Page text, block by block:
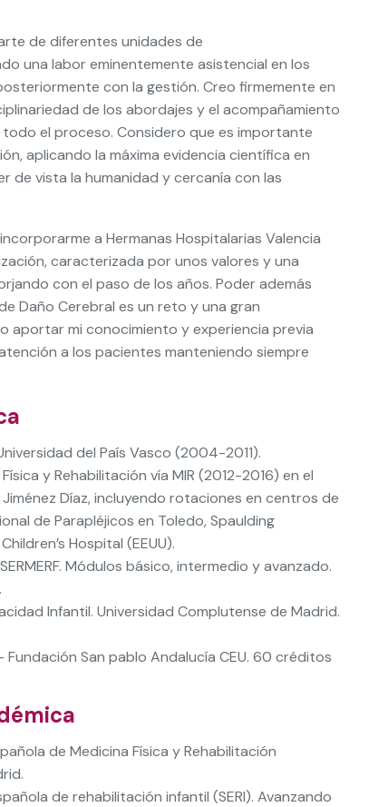
de diferentes unidades de
una labor eminentemente asistencial en los
con la gestión. Creo firmemente en
de los abordajes y el acompañamiento
el proceso. Considero que es importante
aplicando la máxima evidencia científica en
de vista la humanidad y cercanía con las
a Hermanas Hospitalarias Valencia
caracterizada por unos valores y una
con el paso de los años. Poder además
Daño Cerebral es un reto y una gran
aportar mi conocimiento y experiencia previa
a los pacientes manteniendo siempre
del País Vasco (2004-2011).
y Rehabilitación vía MIR (2012-2016) en el
Díaz, incluyendo rotaciones en centros de
de Parapléjicos en Toledo, Spaulding
Hospital (EEUU).
Módulos básico, intermedio y avanzado.
Infantil. Universidad Complutense de Madrid.
San pablo Andalucía CEU. 60 créditos
de Medicina Física y Rehabilitación
de rehabilitación infantil (SERI). Avanzando